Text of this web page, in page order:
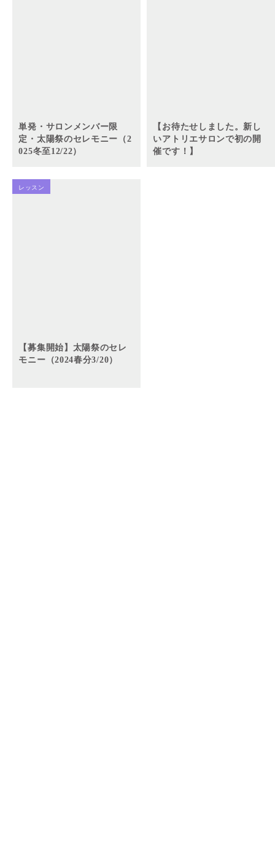
単発・サロンメンバー限
定・太陽祭のセレモニー（2
025冬至12/22）
【お待たせしました。新し
いアトリエサロンで初の開
催です！】
レッスン
【募集開始】太陽祭のセレ
モニー（2024春分3/20）